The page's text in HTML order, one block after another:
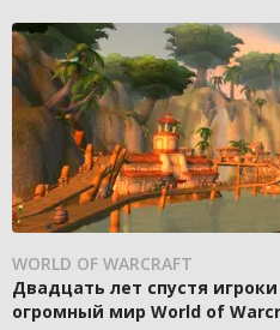
WORLD OF WARCRAFT
Двадцать лет спустя
огромный мир World of